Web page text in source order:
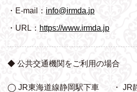
・E-mail： info@irmda.jp
・URL： https://www.irmda.jp
◆ 公共交通機関をご利用の場合
◯ JR東海道線静岡駅下車 ・ JR